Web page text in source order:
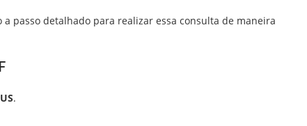
a passo detalhado para realizar essa consulta de maneira
.